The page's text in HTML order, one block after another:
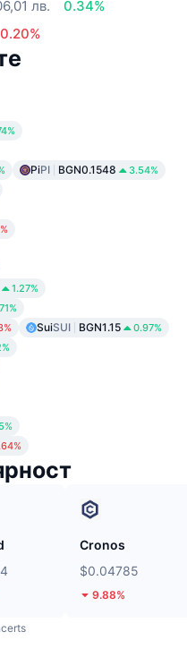
лв.
0.34%
0.20%
PiPI BGN0.1548 3.54%
1.27%
SuiSUI BGN1.15 0.97%
Cronos
$0.04785
9.88%